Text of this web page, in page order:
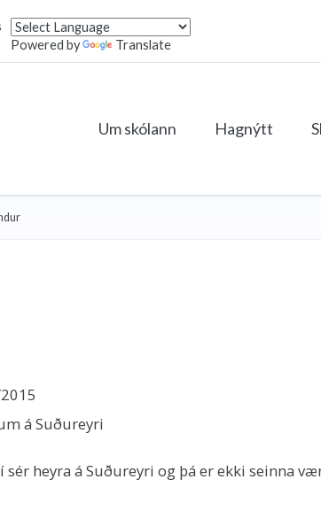
Powered by
Translate
Um skólann Hagnýtt
á Suðureyri
heyra á Suðureyri og þá er ekki seinna